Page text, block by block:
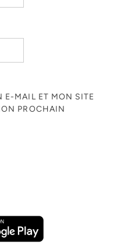
E-MAIL ET MON SITE
PROCHAIN